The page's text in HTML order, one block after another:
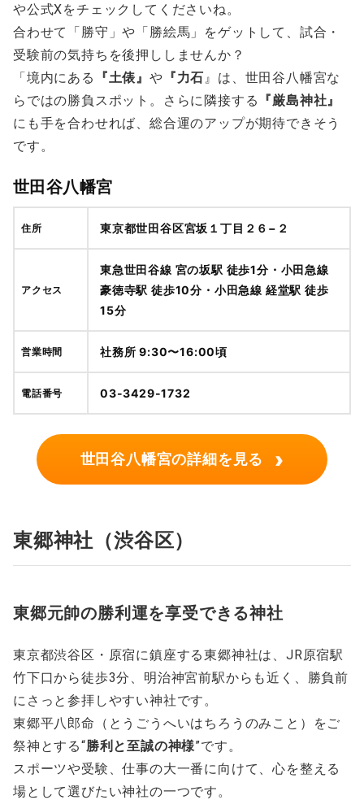
や公式Xをチェックしてくださいね。
合わせて「勝守」や「勝絵馬」をゲットして、試合・
受験前の気持ちを後押ししませんか？
「境内にある
『土俵』や 『力石 』は、世田谷八幡宮な
らではの勝負スポット。さらに隣接する 『厳島神社』
にも手を合わせれば、総合運のアップが期待できそう
です。
世田谷八幡宮
住所 東京都世田谷区宮坂１丁目２６−２
アクセス
東急世田谷線 宮の坂駅 徒歩1分・小田急線
豪徳寺駅 徒歩10分・小田急線 経堂駅 徒歩
15分
営業時間 社務所 9:30〜16:00頃
電話番号 03-3429-1732
世田谷八幡宮の詳細を見る ›
東郷神社（渋谷区）
東郷元帥の勝利運を享受できる神社
東京都渋谷区・原宿に鎮座する東郷神社は、JR原宿駅
竹下口から徒歩3分、明治神宮前駅からも近く、勝負前
にさっと参拝しやすい神社です。
東郷平八郎命（とうごうへいはちろうのみこと）をご
祭神とする“勝利と至誠の神様”です。
スポーツや受験、仕事の大一番に向けて、心を整える
場として選びたい神社の一つです。